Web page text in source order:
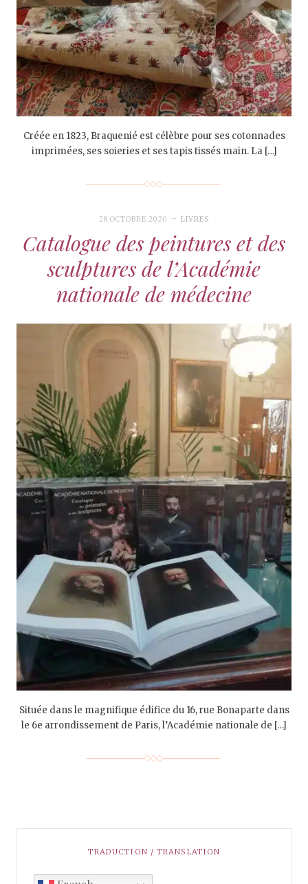
Créée en 1823, Braquenié est célèbre pour ses cotonnades
imprimées, ses soieries et ses tapis tissés main. La […]
28 OCTOBRE 2020 LIVRES
Catalogue des peintures et des
sculptures de l’Académie
nationale de médecine
Située dans le magnifique édifice du 16, rue Bonaparte dans
le 6e arrondissement de Paris, l’Académie nationale de […]
TRADUCTION / TRANSLATION